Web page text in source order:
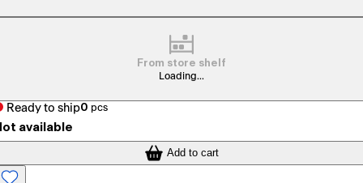
From store shelf
Loading...
Ready to ship0 pcs
available
Add to cart